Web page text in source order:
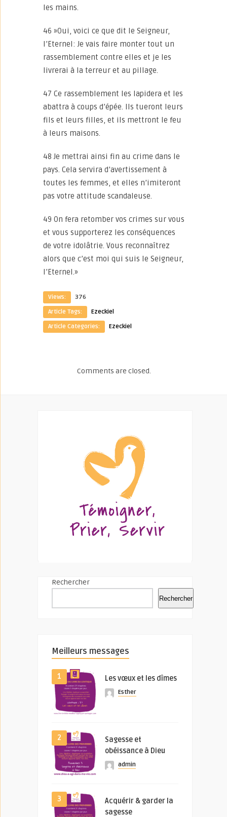
les mains.
46 »Oui, voici ce que dit le Seigneur,
l’Eternel: Je vais faire monter tout un
rassemblement contre elles et je les
livrerai à la terreur et au pillage.
47 Ce rassemblement les lapidera et les
abattra à coups d’épée. Ils tueront leurs
fils et leurs filles, et ils mettront le feu
à leurs maisons.
48 Je mettrai ainsi fin au crime dans le
pays. Cela servira d’avertissement à
toutes les femmes, et elles n’imiteront
pas votre attitude scandaleuse.
49 On fera retomber vos crimes sur vous
et vous supporterez les conséquences
de votre idolâtrie. Vous reconnaîtrez
alors que c’est moi qui suis le Seigneur,
l’Eternel.»
Views:
376
Article Tags:
Ezeckiel
Article Categories:
Ezeckiel
Comments are closed.
Rechercher
Rechercher
Meilleurs messages
1 Les vœux et les dîmes
Esther
2
Sagesse et
obéissance à Dieu
admin
3
Acquérir & garder la
sagesse